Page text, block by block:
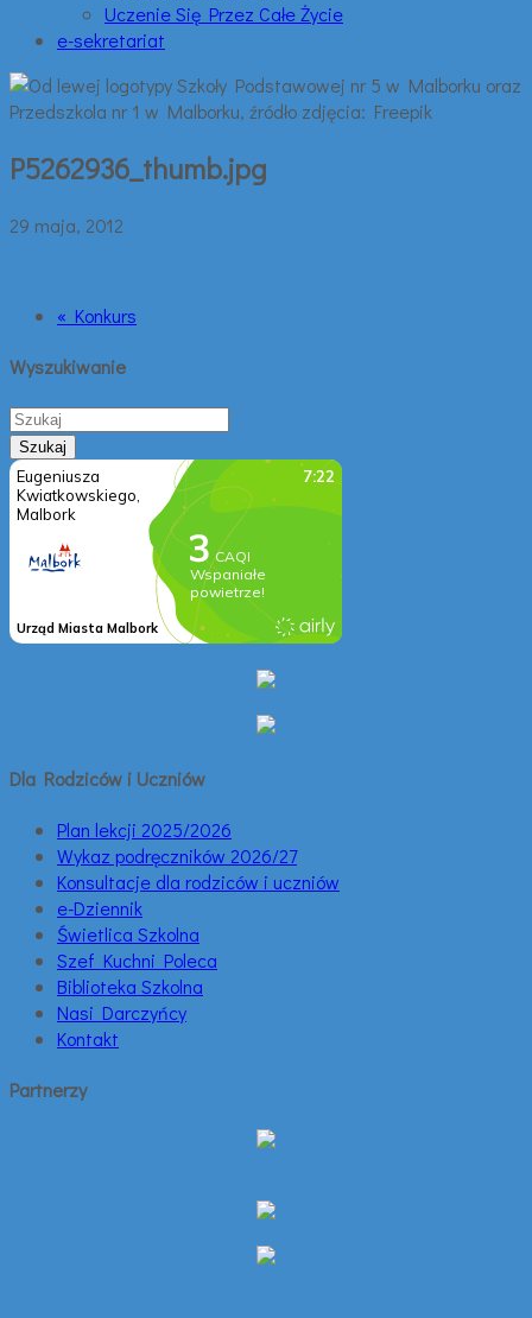
Uczenie Się Przez Całe Życie
e-sekretariat
P5262936_thumb.jpg
29 maja, 2012
« Konkurs
Wyszukiwanie
Dla Rodziców i Uczniów
Plan lekcji 2025/2026
Wykaz podręczników 2026/27
Konsultacje dla rodziców i uczniów
e-Dziennik
Świetlica Szkolna
Szef Kuchni Poleca
Biblioteka Szkolna
Nasi Darczyńcy
Kontakt
Partnerzy